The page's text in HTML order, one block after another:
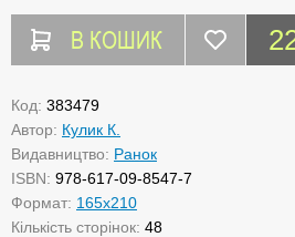
В КОШИК
Код: 383479
Автор: Кулик К.
Видавництво: Ранок
ISBN: 978-617-09-8547-7
Формат: 165х210
Кількість сторінок: 48